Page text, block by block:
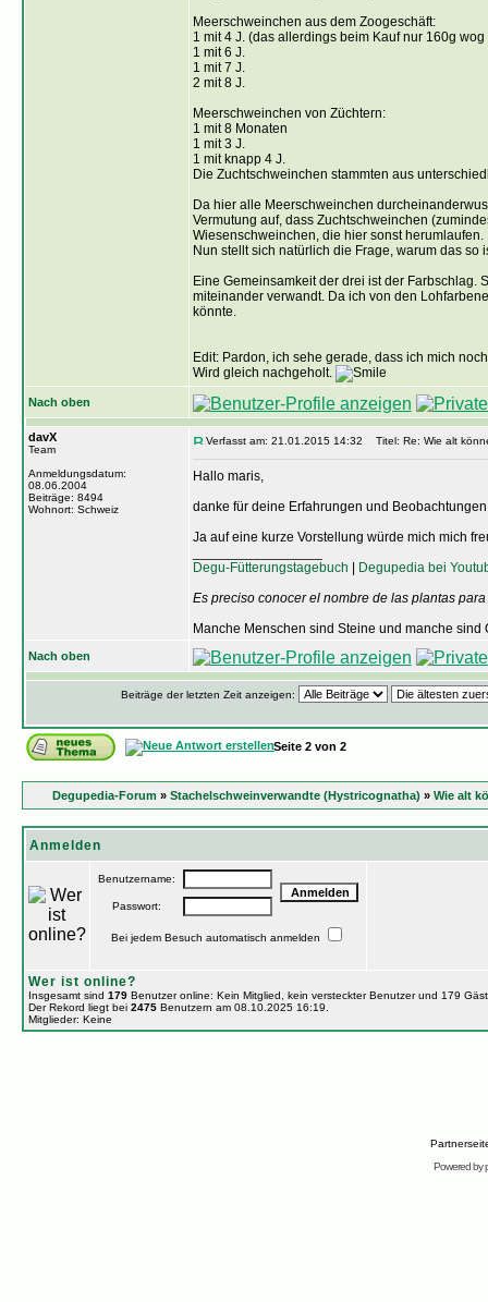
Meerschweinchen aus dem Zoogeschäft:
1 mit 4 J. (das allerdings beim Kauf nur 160g
1 mit 6 J.
1 mit 7 J.
2 mit 8 J.
Meerschweinchen von Züchtern:
1 mit 8 Monaten
1 mit 3 J.
1 mit knapp 4 J.
Die Zuchtschweinchen stammten aus
Da hier alle Meerschweinchen
Vermutung auf, dass Zuchtschweinchen
Wiesenschweinchen, die hier sonst herumlaufen.
Nun stellt sich natürlich die Frage, warum das so
Eine Gemeinsamkeit der drei ist der
miteinander verwandt. Da ich von den
könnte.
Edit: Pardon, ich sehe gerade, dass ich mich
Wird gleich nachgeholt.
Nach oben
davX
Team
Anmeldungsdatum:
08.06.2004
Beiträge: 8494
Wohnort: Schweiz
Verfasst am: 21.01.2015 14:32 Titel: Re: Wie alt
Hallo maris,
danke für deine Erfahrungen und
Ja auf eine kurze Vorstellung würde mich mich
Degu-Fütterungstagebuch
Degupedia bei
Es preciso conocer el nombre de las plantas
Manche Menschen sind Steine und manche sind
Nach oben
Beiträge der letzten Zeit anzeigen:
Seite 2 von 2
Degupedia-Forum » Stachelschweinverwandte (Hystricognatha) » Wie alt
Anmelden
Benutzername:
Passwort:
Bei jedem Besuch automatisch anmelden
Wer ist online?
Insgesamt sind 179Benutzer online: Kein Mitglied, kein versteckter Benutzer und 179
Der Rekord liegt bei 2475Benutzern am 08.10.2025 16:19.
Mitglieder: Keine
Powered by